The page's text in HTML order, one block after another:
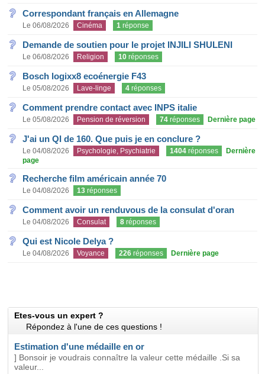
Correspondant français en Allemagne
Le 06/08/2026 Cinéma 1 réponse
Demande de soutien pour le projet INJILI SHULENI
Le 06/08/2026 Religion 10 réponses
Bosch logixx8 ecoénergie F43
Le 05/08/2026 Lave-linge 4 réponses
Comment prendre contact avec INPS italie
Le 05/08/2026 Pension de réversion 74 réponses Dernière page
J'ai un QI de 160. Que puis je en conclure ?
Le 04/08/2026 Psychologie, Psychiatrie 1404 réponses
Dernière
page
Recherche film américain année 70
Le 04/08/2026 13 réponses
Comment avoir un renduvous de la consulat d'oran
Le 04/08/2026 Consulat 8 réponses
Qui est Nicole Delya ?
Le 04/08/2026 Voyance 226 réponses Dernière page
Etes-vous un expert ?
Répondez à l'une de ces questions !
Estimation d'une médaille en or
] Bonsoir je voudrais connaître la valeur cette médaille .Si sa
valeur...